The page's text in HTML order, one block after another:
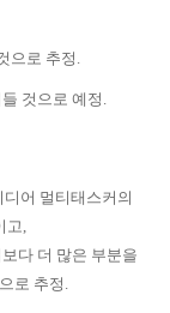
으로 추정
것으로 예정
디어 멀티태스커의
고
다 더 많은 부분을
로 추정